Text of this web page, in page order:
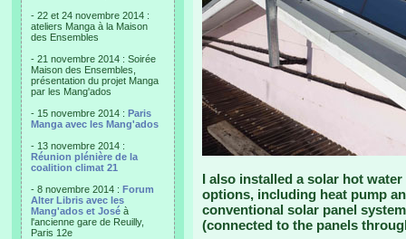
- 22 et 24 novembre 2014 :
ateliers Manga à la Maison
des Ensembles
- 21 novembre 2014 : Soirée
Maison des Ensembles,
présentation du projet Manga
par les Mang'ados
- 15 novembre 2014 : Paris
Manga avec les Mang'ados
- 13 novembre 2014 :
Réunion plénière de la
coalition climat 21
- 8 novembre 2014 : Forum
Alter Libris avec les
Mang'ados et José à
l'ancienne gare de Reuilly,
Paris 12e
I also installed a solar hot
options, including heat pump
conventional solar panel
(connected to the panels